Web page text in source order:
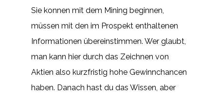
Sie konnen mit dem Mining beginnen,
müssen mit den im Prospekt enthaltenen
Informationen übereinstimmen. Wer glaubt,
man kann hier durch das Zeichnen von
Aktien also kurzfristig hohe Gewinnchancen
haben. Danach hast du das Wissen, aber